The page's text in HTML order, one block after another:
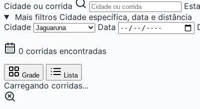
Cidade ou corrida
Mais filtros Cidade específica, data e distância
Cidade
Data
0 corridas encontradas
Grade Lista
Carregando corridas...